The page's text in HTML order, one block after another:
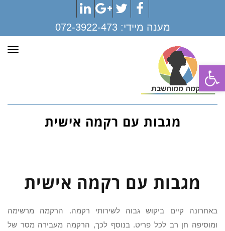
פתח סרגל נגישות
Facebook
Twitter
Google+
LinkedIn
מענה מיידי:072-3922-473
מגבות עם רקמה אישית
מגבות עם רקמה אישית
באחרונה קיים ביקוש גבוה לשירותי רקמה. הרקמה מרשימה
ומוסיפה חן רב לכל פריט. בנוסף לכך, הרקמה מעבירה מסר של